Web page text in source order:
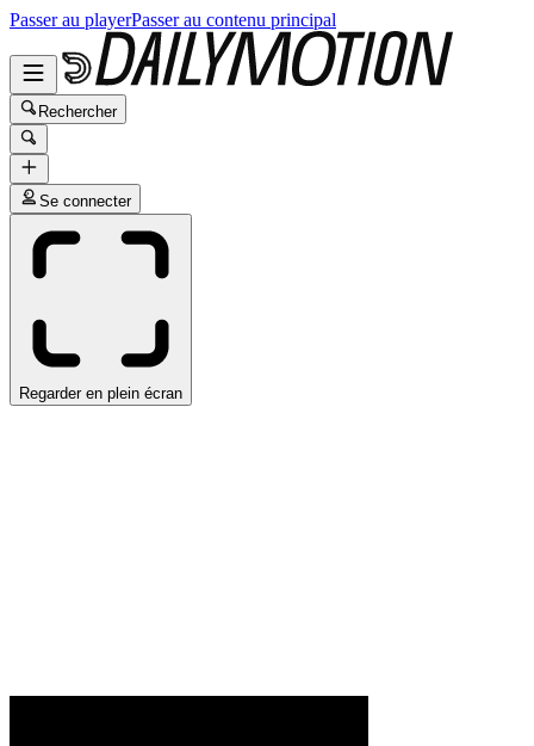
Passer au playerPasser au contenu principal
Rechercher
Se connecter
Regarder en plein écran